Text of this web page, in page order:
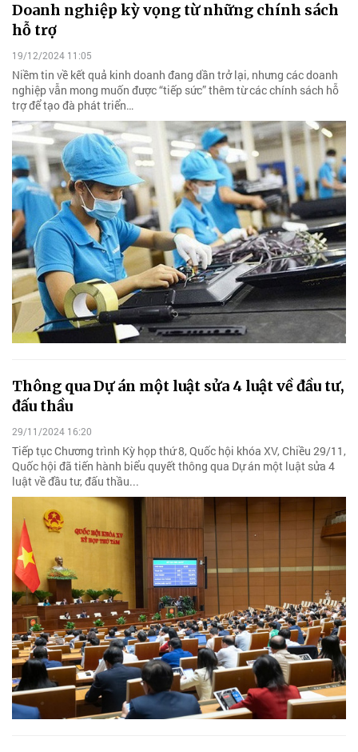
Doanh nghiệp kỳ vọng từ những chính sách
hỗ trợ
19/12/2024 11:05
Niềm tin về kết quả kinh doanh đang dần trở lại, nhưng các doanh
nghiệp vẫn mong muốn được “tiếp sức” thêm từ các chính sách hỗ
trợ để tạo đà phát triển…
Thông qua Dự án một luật sửa 4 luật về đầu tư,
đấu thầu
29/11/2024 16:20
Tiếp tục Chương trình Kỳ họp thứ 8, Quốc hội khóa XV, Chiều 29/11,
Quốc hội đã tiến hành biểu quyết thông qua Dự án một luật sửa 4
luật về đầu tư, đấu thầu...